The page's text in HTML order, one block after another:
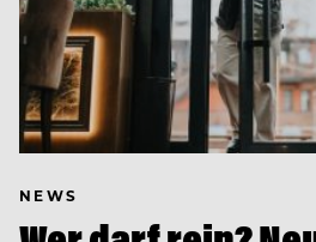
NEWS